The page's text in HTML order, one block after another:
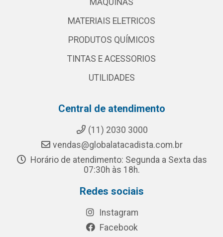
MAQUINAS
MATERIAIS ELETRICOS
PRODUTOS QUÍMICOS
TINTAS E ACESSORIOS
UTILIDADES
Central de atendimento
(11) 2030 3000
vendas@globalatacadista.com.br
Horário de atendimento: Segunda a Sexta das
07:30h às 18h.
Redes sociais
Instagram
Facebook